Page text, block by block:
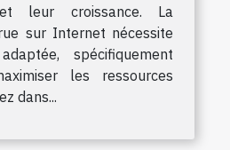
leur croissance. La
sur Internet nécessite
spécifiquement
les ressources
dans...